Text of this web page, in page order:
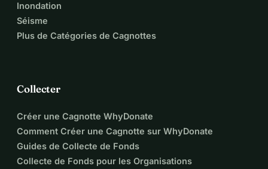
Inondation
Séisme
Plus de Catégories de Cagnottes
Collecter
Créer une Cagnotte WhyDonate
Comment Créer une Cagnotte sur WhyDonate
Guides de Collecte de Fonds
Collecte de Fonds pour les Organisations